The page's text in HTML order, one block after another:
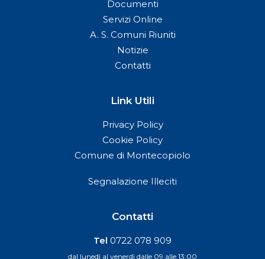
Documenti
Servizi Online
A. S. Comuni Riuniti
Notizie
Contatti
Link Utili
Privacy Policy
Cookie Policy
Comune di Montecopiolo
Segnalazione Illeciti
Contatti
Tel 0722 078 909
dal lunedì al venerdì dalle 09 alle 13:00